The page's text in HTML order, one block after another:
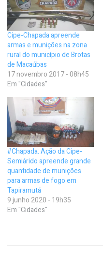
Cipe-Chapada apreende
armas e munições na zona
rural do município de Brotas
de Macaúbas
17 novembro 2017 - 08h45
Em "Cidades"
#Chapada: Ação da Cipe-
Semiárido apreende grande
quantidade de munições
para armas de fogo em
Tapiramutá
9 junho 2020 - 19h35
Em "Cidades"